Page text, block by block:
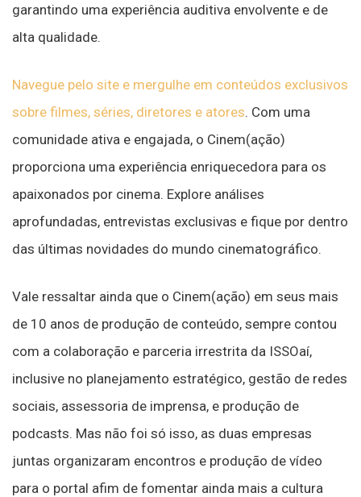
garantindo uma experiência auditiva envolvente e de
alta qualidade.
Navegue pelo site e mergulhe em conteúdos exclusivos
sobre filmes, séries, diretores e atores. Com uma
comunidade ativa e engajada, o Cinem(ação)
proporciona uma experiência enriquecedora para os
apaixonados por cinema. Explore análises
aprofundadas, entrevistas exclusivas e fique por dentro
das últimas novidades do mundo cinematográfico.
Vale ressaltar ainda que o Cinem(ação) em seus mais
de 10 anos de produção de conteúdo, sempre contou
com a colaboração e parceria irrestrita da ISSOaí,
inclusive no planejamento estratégico, gestão de redes
sociais, assessoria de imprensa, e produção de
podcasts. Mas não foi só isso, as duas empresas
juntas organizaram encontros e produção de vídeo
para o portal afim de fomentar ainda mais a cultura